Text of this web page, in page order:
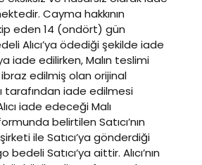
Cayma hakkının
eden 14 (ondört) gün
Alıcı’ya ödediği şekilde iade
iade edilirken, Malın teslimi
ibraz edilmiş olan orijinal
tarafından iade edilmesi
iade edeceği Malı
belirtilen Satıcı’nın
ile Satıcı’ya gönderdiği
Satıcı’ya aittir. Alıcı’nın